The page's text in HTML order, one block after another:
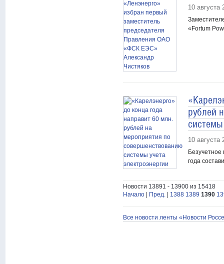
10 августа
«Fortum
рублей
системы
10 августа
Безучетное
года
Новости 13891 - 13900 из 15418
Начало
Пред. 1388 1389 1390
Все новости ленты «Новости